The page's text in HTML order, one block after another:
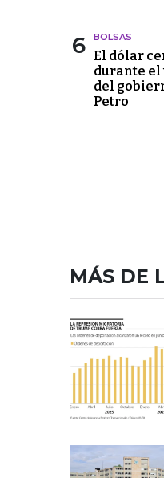
6 BOLSAS
El dólar
durante
del
Petro
MÁS DE